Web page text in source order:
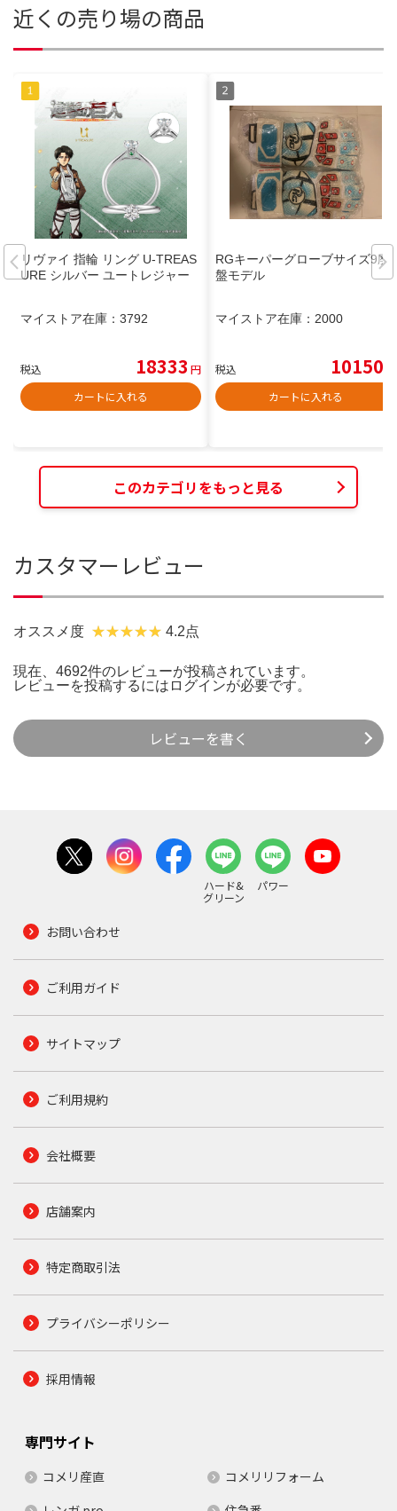
近くの売り場の商品
リヴァイ 指輪 リング U-TREAS
URE シルバー ユートレジャー
マイストア在庫： 3792
税込 18333 円
カートに入れる
RGキーパーグローブサイズ9廃
盤モデル
マイストア在庫： 2000
税込 10150
カートに入れる
このカテゴリをもっと見る
カスタマーレビュー
オススメ度 4.2点
現在、4692件のレビューが投稿されています。
レビューを投稿するには ログインが必要です。
レビューを書く
ハード&
グリーン
パワー
お問い合わせ
ご利用ガイド
サイトマップ
ご利用規約
会社概要
店舗案内
特定商取引法
プライバシーポリシー
採用情報
専門サイト
コメリ産直
コメリリフォーム